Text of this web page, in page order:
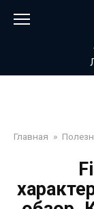
Главная »